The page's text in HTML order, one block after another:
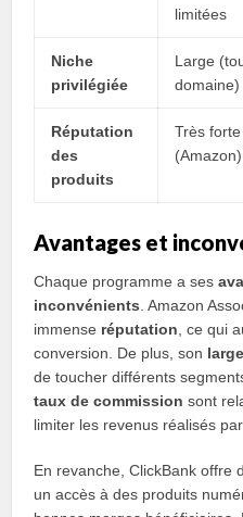
limitées
Niche
privilégiée
Large
domaine)
Réputation
des
produits
Très forte
(Amazon)
Avantages et
Chaque programme a ses
inconvénients . Amazon
immense réputation , ce qui
conversion. De plus, son
de toucher différents
taux de commission sont
limiter les revenus réalisés
En revanche, ClickBank offre
un accès à des produits